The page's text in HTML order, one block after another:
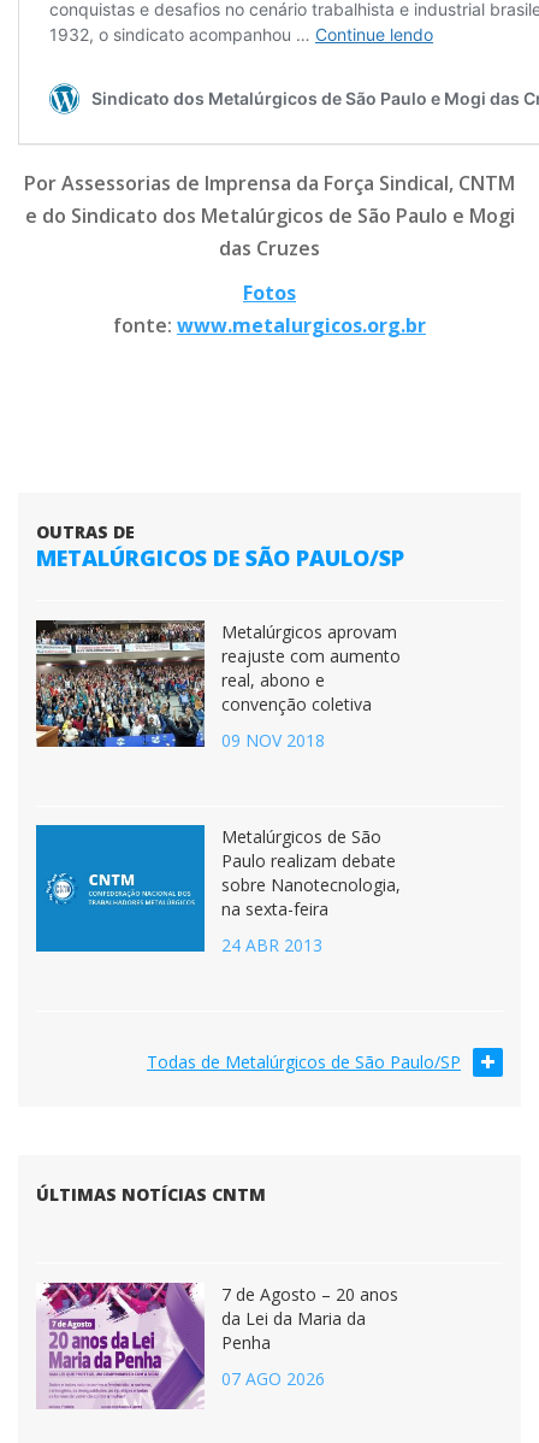
Por Assessorias de Imprensa da Força Sindical, CNTM
e do Sindicato dos Metalúrgicos de São Paulo e Mogi
das Cruzes
Fotos
fonte: www.metalurgicos.org.br
OUTRAS DE
METALÚRGICOS DE SÃO PAULO/SP
Metalúrgicos aprovam
reajuste com aumento
real, abono e
convenção coletiva
09 NOV 2018
Metalúrgicos de São
Paulo realizam debate
sobre Nanotecnologia,
na sexta-feira
24 ABR 2013
Todas de Metalúrgicos de São Paulo/SP
ÚLTIMAS NOTÍCIAS CNTM
7 de Agosto – 20 anos
da Lei da Maria da
Penha
07 AGO 2026